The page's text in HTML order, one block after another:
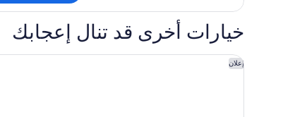
Superior
Select
Adults
Only
خيارات أخرى قد تنال إعجابك
إعلان
ذا فايفس بيتش هوتل - آيه لا كارت رامل جميع الخدمات